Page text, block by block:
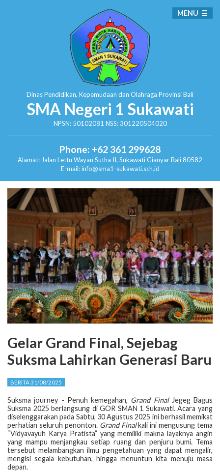
Dinas Pendidikan, Kepemudaan dan Olahraga Provinsi Bali
SMA Negeri 1 Sukawati
NPSN: 50102081 NSS: 301220504020
Phone: +62 361 299628
Alamat: Jalan Lettu Wayan Sutha II, SukawatiGianyar Bali 80582
E-mail: info@sma1-sukawati.sch.id
MENU
Gelar Grand Final, Sejebag
Suksma Lahirkan Generasi Baru
BERITA 31/08/2025
Suksma journey - Penuh kemegahan, Grand FinalJegeg Bagus
Suksma 2025 berlangsung di GOR SMAN 1 Sukawati. Acara yang
diselenggarakan pada Sabtu, 30 Agustus 2025 ini berhasil memikat
perhatian seluruh penonton. Grand Finalkali ini mengusung tema
“Vidyavayuh Karya Pratista” yang memiliki makna layaknya angin
yang mampu menjangkau setiap ruang dan penjuru bumi. Tema
tersebut melambangkan ilmu pengetahuan yang dapat mengalir,
mengisi segala kebutuhan, hingga menuntun kita menuju masa
depan.